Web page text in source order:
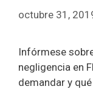
octubre 31,
Infórmese
negligencia en
demandar y